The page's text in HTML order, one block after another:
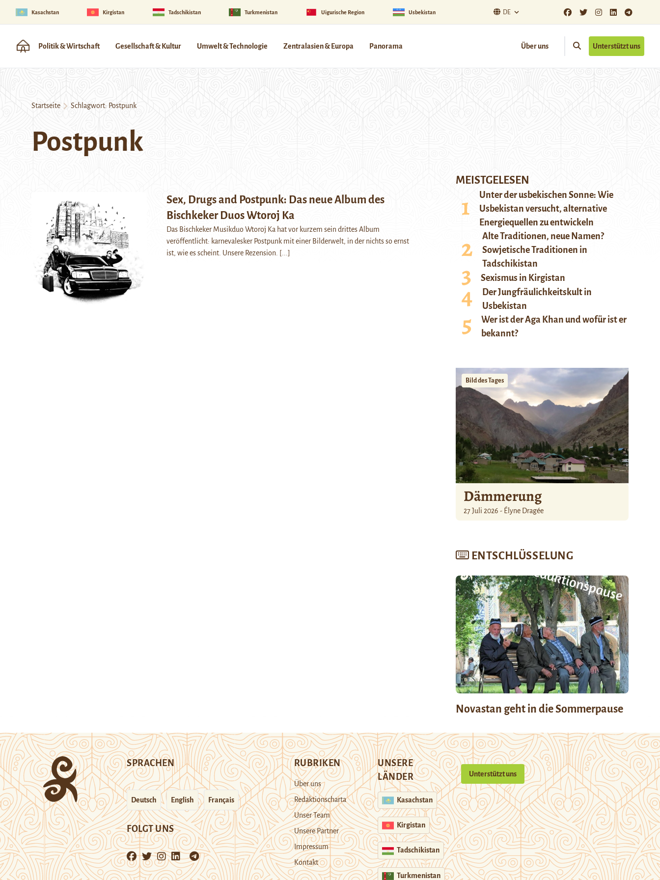
Kasachstan Kirgistan Tadschikistan Turkmenistan Uigurische Region Usbekistan DE
Politik & Wirtschaft Gesellschaft & Kultur Umwelt & Technologie Zentralasien & Europa Panorama Über uns Unterstützt uns
Startseite Schlagwort: Postpunk
Postpunk
Sex, Drugs and Postpunk: Das neue Album des
Bischkeker Duos Wtoroj Ka
Das Bischkeker Musikduo Wtoroj Ka hat vor kurzem sein drittes Album
veröffentlicht: karnevalesker Postpunk mit einer Bilderwelt, in der nichts so ernst
ist, wie es scheint. Unsere Rezension.
[...]
MEISTGELESEN
Unter der usbekischen Sonne: Wie
Usbekistan versucht, alternative
Energiequellen zu entwickeln
Alte Traditionen, neue Namen?
Sowjetische Traditionen in
Tadschikistan
Sexismus in Kirgistan
Der Jungfräulichkeitskult in
Usbekistan
Wer ist der Aga Khan und wofür ist er
bekannt?
Bild des Tages
Dämmerung
27 Juli 2026 - Élyne Dragée
ENTSCHLÜSSELUNG
Novastan geht in die Sommerpause
SPRACHEN
Deutsch English Français
FOLGT UNS
RUBRIKEN
Über uns
Redaktionscharta
Unser Team
Unsere Partner
Impressum
Kontakt
UNSERE
LÄNDER
Kasachstan
Kirgistan
Tadschikistan
Turkmenistan
Unterstützt uns